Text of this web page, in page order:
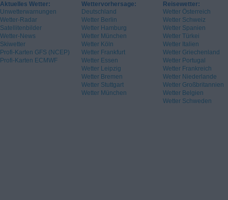
Aktuelles Wetter:
Unwetterwarnungen
Wetter-Radar
Satellitenbilder
Wetter-News
Skiwetter
Profi-Karten GFS (NCEP)
Profi-Karten ECMWF
Wettervorhersage:
Deutschland
Wetter Berlin
Wetter Hamburg
Wetter München
Wetter Köln
Wetter Frankfurt
Wetter Essen
Wetter Leipzig
Wetter Bremen
Wetter Stuttgart
Wetter München
Reisewetter:
Wetter Österreich
Wetter Schweiz
Wetter Spanien
Wetter Türkei
Wetter Italien
Wetter Griechenland
Wetter Portugal
Wetter Frankreich
Wetter Niederlande
Wetter Großbritannien
Wetter Belgien
Wetter Schweden